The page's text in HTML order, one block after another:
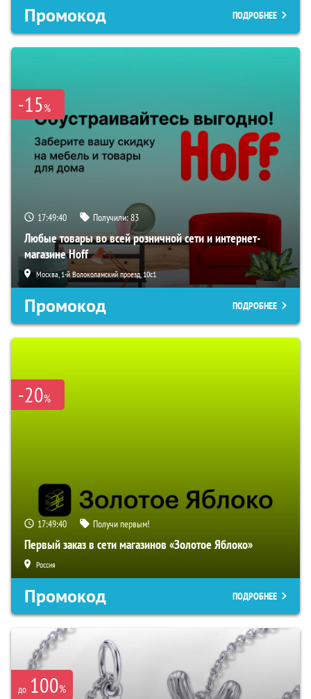
Промокод ПОДРОБНЕЕ
-15%
17:49:39 Получили:83
Любые товары во всей розничной сети и интернет-
магазине Hoff
Москва, 1-й Волоколамский проезд, 10с1
Промокод ПОДРОБНЕЕ
-20%
17:49:39 Получи первым!
Первый заказ в сети магазинов «Золотое Яблоко»
Россия
Промокод ПОДРОБНЕЕ
до 100%